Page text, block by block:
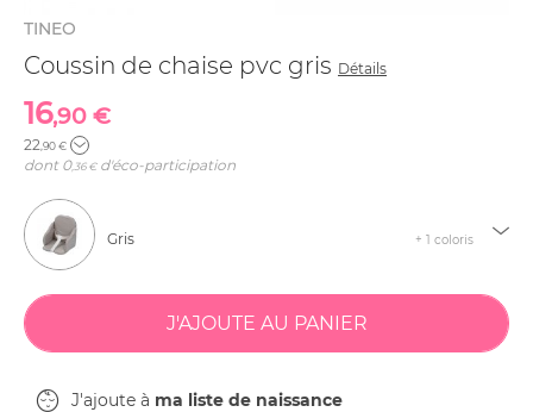
TINEO
Coussin de chaise pvc gris Détails
16,90 €
22,90 €
dont 0,36 €d'éco-participation
Gris + 1 coloris
J'ajoute à ma liste de naissance